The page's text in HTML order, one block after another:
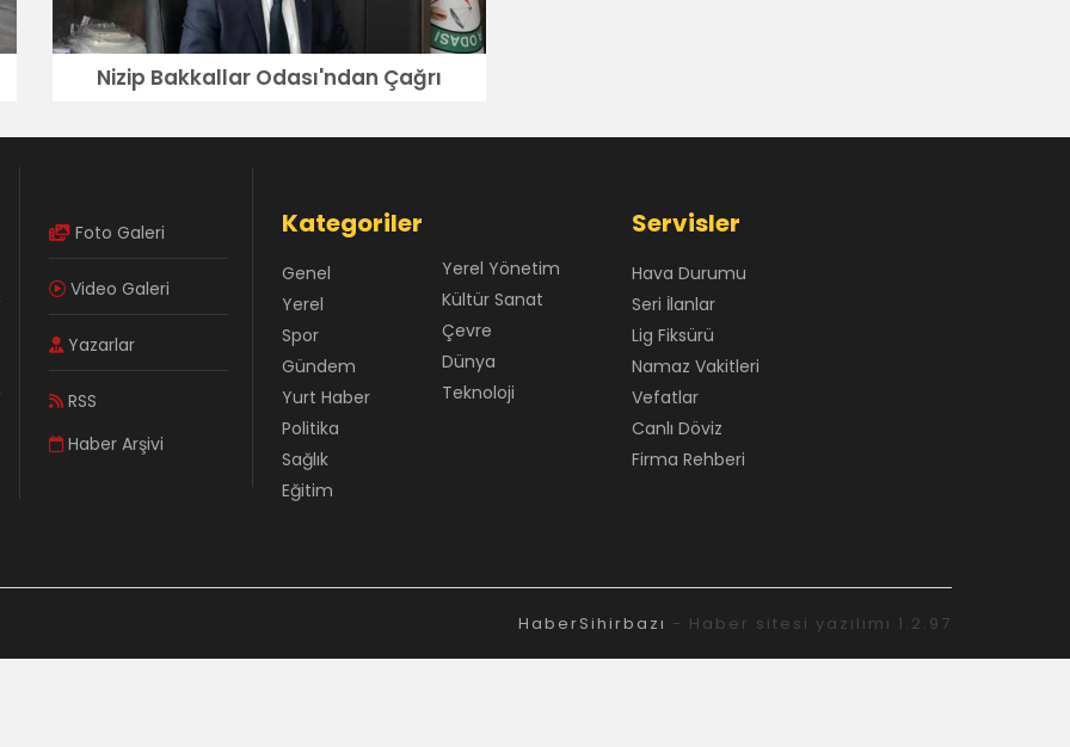
Nizip Bakkallar Odası'ndan Çağrı
Foto Galeri
Video Galeri
Yazarlar
RSS
Haber Arşivi
Kategoriler
Genel
Yerel
Spor
Gündem
Yurt Haber
Politika
Sağlık
Eğitim
Yerel Yönetim
Kültür Sanat
Çevre
Dünya
Teknoloji
Servisler
Hava Durumu
Seri İlanlar
Lig Fiksürü
Namaz Vakitleri
Vefatlar
Canlı Döviz
Firma Rehberi
HaberSihirbazı - Haber sitesi yazılımı 1.2.97